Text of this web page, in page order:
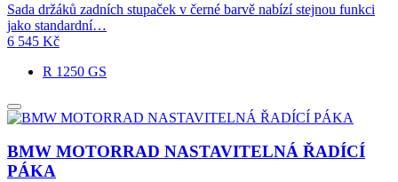
Sada držáků zadních stupaček v černé barvě nabízí stejnou funkci
jako standardní…
6 545 Kč
R 1250 GS
BMW MOTORRAD NASTAVITELNÁ ŘADÍCÍ
PÁKA